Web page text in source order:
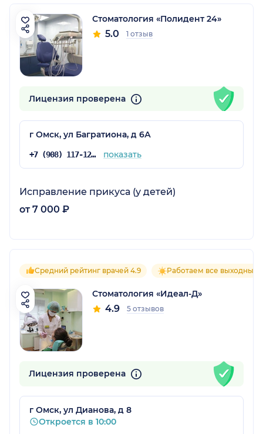
Стоматология «Полидент 24»
5.0 1 отзыв
Лицензия проверена
г Омск, ул Багратиона, д 6А
+7 (908) 117-12-16 показать
Исправление прикуса (у детей)
от 7 000 ₽
Средний рейтинг врачей 4.9 Работаем все выходные
Стоматология «Идеал-Д»
4.9 5 отзывов
Лицензия проверена
г Омск, ул Дианова, д 8
Откроется в 10:00